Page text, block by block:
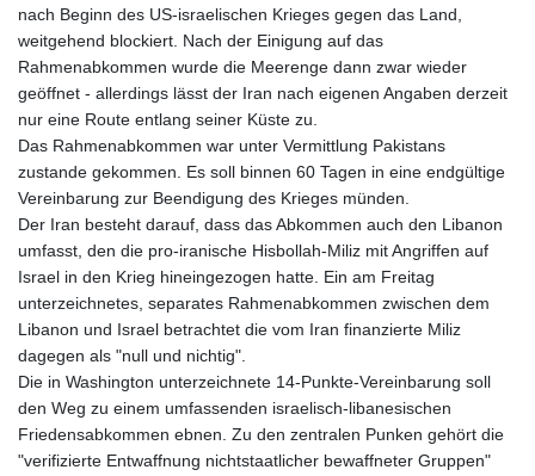
nach Beginn des US-israelischen Krieges gegen das Land,
weitgehend blockiert. Nach der Einigung auf das
Rahmenabkommen wurde die Meerenge dann zwar wieder
geöffnet - allerdings lässt der Iran nach eigenen Angaben derzeit
nur eine Route entlang seiner Küste zu.
Das Rahmenabkommen war unter Vermittlung Pakistans
zustande gekommen. Es soll binnen 60 Tagen in eine endgültige
Vereinbarung zur Beendigung des Krieges münden.
Der Iran besteht darauf, dass das Abkommen auch den Libanon
umfasst, den die pro-iranische Hisbollah-Miliz mit Angriffen auf
Israel in den Krieg hineingezogen hatte. Ein am Freitag
unterzeichnetes, separates Rahmenabkommen zwischen dem
Libanon und Israel betrachtet die vom Iran finanzierte Miliz
dagegen als "null und nichtig".
Die in Washington unterzeichnete 14-Punkte-Vereinbarung soll
den Weg zu einem umfassenden israelisch-libanesischen
Friedensabkommen ebnen. Zu den zentralen Punken gehört die
"verifizierte Entwaffnung nichtstaatlicher bewaffneter Gruppen"